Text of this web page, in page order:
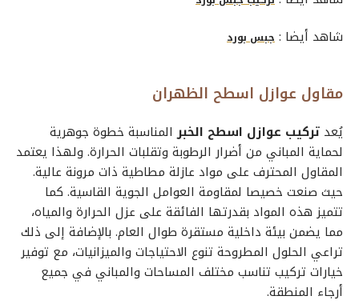
شاهد أيضا : جبس بورد
مقاول عوازل اسطح الظهران
يُعد تركيب عوازل اسطح الخبرالمناسبة خطوة جوهرية
لحماية المباني من أضرار الرطوبة وتقلبات الحرارة. ولهذا يعتمد
المقاول المحترف على مواد عازلة مطاطية ذات مرونة عالية.
حيث صنعت خصيصا لمقاومة العوامل الجوية القاسية. كما
تتميز هذه المواد بقدرتها الفائقة على عزل الحرارة والمياه،
مما يضمن بيئة داخلية مستقرة طوال العام. بالإضافة إلى ذلك
تراعي الحلول المطروحة تنوع الاحتياجات والميزانيات، مع توفير
خيارات تركيب تناسب مختلف المساحات والمباني في جميع
أرجاء المنطقة.